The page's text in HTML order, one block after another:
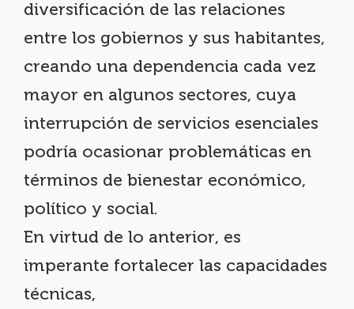
diversificación de las relaciones
entre los gobiernos y sus habitantes,
creando una dependencia cada vez
mayor en algunos sectores, cuya
interrupción de servicios esenciales
podría ocasionar problemáticas en
términos de bienestar económico,
político y social.
En virtud de lo anterior, es
imperante fortalecer las capacidades
técnicas,